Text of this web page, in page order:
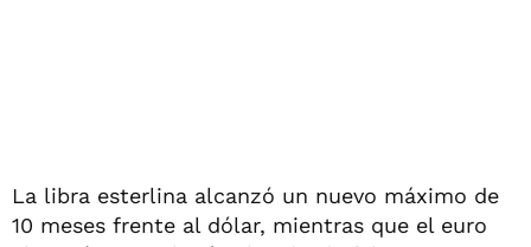
La libra esterlina alcanzó un nuevo máximo de
10 meses frente al dólar, mientras que el euro